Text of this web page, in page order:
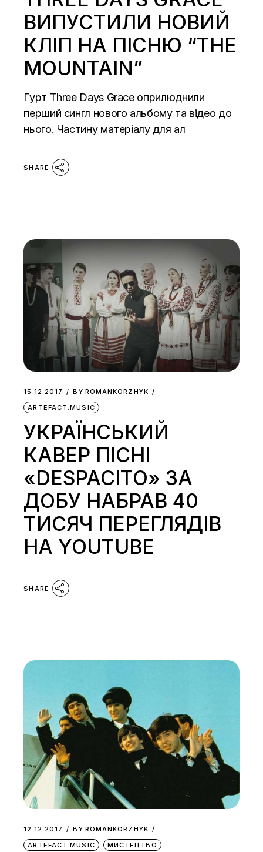
ВИПУСТИЛИ НОВИЙ
КЛІП НА ПІСНЮ “THE
MOUNTAIN”
Гурт Three Days Grace оприлюднили
перший сингл нового альбому та відео до
нього. Частину матеріалу для ал
SHARE
15.12.2017 BY ROMANKORZHYK
ARTEFACT.MUSIC
УКРАЇНСЬКИЙ
КАВЕР ПІСНІ
«DESPACITO» ЗА
ДОБУ НАБРАВ 40
ТИСЯЧ ПЕРЕГЛЯДІВ
НА YOUTUBE
SHARE
12.12.2017 BY ROMANKORZHYK
ARTEFACT.MUSIC
МИСТЕЦТВО